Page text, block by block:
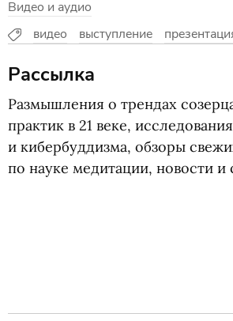
Видео и аудио
видео
выступление
Рассылка
Размышления о трендах
практик в 21 веке,
и кибербуддизма, обзоры
по науке медитации, новости и